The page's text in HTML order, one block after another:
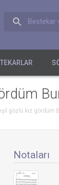
Bestekar
gözlü kız gördüm
Notaları